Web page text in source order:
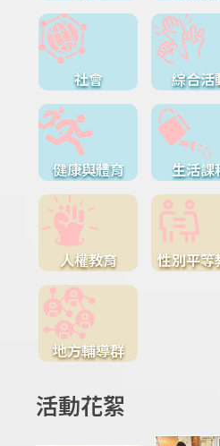
社會 綜合活
健康與體育 生活課
人權教育 性別平等
地方輔導群
活動花絮